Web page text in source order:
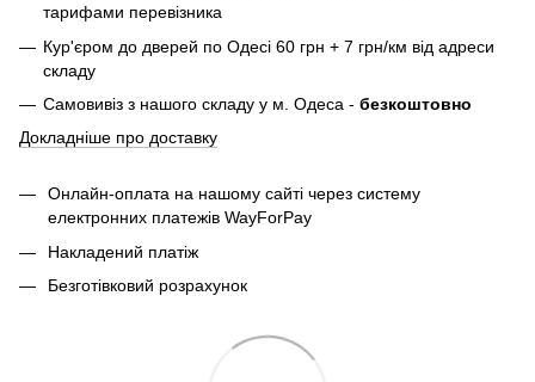
тарифами перевізника
Кур'єром до дверей по Одесі 60 грн + 7 грн/км від адреси
складу
Самовивіз з нашого складу у м. Одеса - безкоштовно
Докладніше про доставку
Онлайн-оплата на нашому сайті через систему
електронних платежів WayForPay
Накладений платіж
Безготівковий розрахунок